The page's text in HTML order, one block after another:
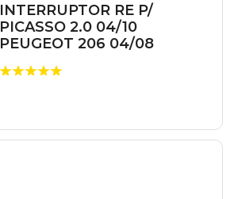
INTERRUPTOR RE P/
PICASSO 2.0 04/10
PEUGEOT 206 04/08